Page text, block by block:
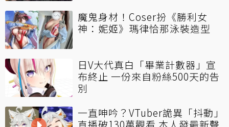
魔鬼身材！Coser扮《勝利女
神：妮姬》瑪律恰那泳裝造型
日V大代真白「畢業計數器」宣
布終止 一份來自粉絲500天的告
別
一直呻吟？VTuber詭異「抖動」